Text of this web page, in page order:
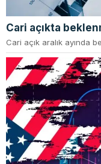
Cari açıkta
Cari açık aralık ayında